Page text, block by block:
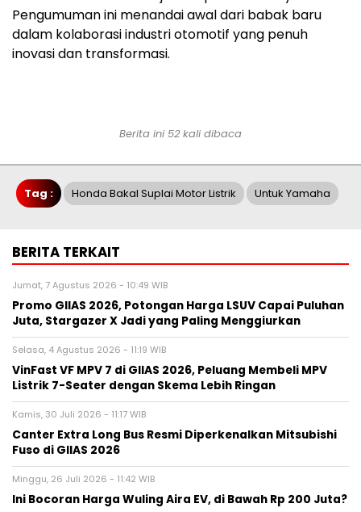
Pengumuman ini menandai awal dari babak baru
dalam kolaborasi industri otomotif yang penuh
inovasi dan transformasi.
Berita ini 52 kali dibaca
Tag : Honda Bakal Suplai Motor Listrik Untuk Yamaha
BERITA TERKAIT
Jumat, 7 Agustus 2026 - 10:49 WIB
Promo GIIAS 2026, Potongan Harga LSUV Capai Puluhan
Juta, Stargazer X Jadi yang Paling Menggiurkan
Selasa, 4 Agustus 2026 - 11:19 WIB
VinFast VF MPV 7 di GIIAS 2026, Peluang Membeli MPV
Listrik 7-Seater dengan Skema Lebih Ringan
Kamis, 30 Juli 2026 - 11:17 WIB
Canter Extra Long Bus Resmi Diperkenalkan Mitsubishi
Fuso di GIIAS 2026
Minggu, 26 Juli 2026 - 11:42 WIB
Ini Bocoran Harga Wuling Aira EV, di Bawah Rp 200 Juta?